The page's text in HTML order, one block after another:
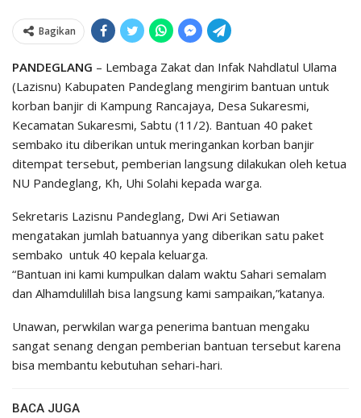
Bagikan
PANDEGLANG – Lembaga Zakat dan Infak Nahdlatul Ulama
(Lazisnu) Kabupaten Pandeglang mengirim bantuan untuk
korban banjir di Kampung Rancajaya, Desa Sukaresmi,
Kecamatan Sukaresmi, Sabtu (11/2). Bantuan 40 paket
sembako itu diberikan untuk meringankan korban banjir
ditempat tersebut, pemberian langsung dilakukan oleh ketua
NU Pandeglang, Kh, Uhi Solahi kepada warga.
Sekretaris Lazisnu Pandeglang, Dwi Ari Setiawan
mengatakan jumlah batuannya yang diberikan satu paket
sembako untuk 40 kepala keluarga.
“Bantuan ini kami kumpulkan dalam waktu Sahari semalam
dan Alhamdulillah bisa langsung kami sampaikan,”katanya.
Unawan, perwkilan warga penerima bantuan mengaku
sangat senang dengan pemberian bantuan tersebut karena
bisa membantu kebutuhan sehari-hari.
BACA JUGA